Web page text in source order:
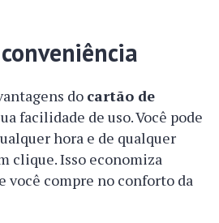
do cartão de
facilidade de uso. Você pode
hora e de qualquer
clique. Isso economiza
você compre no conforto da